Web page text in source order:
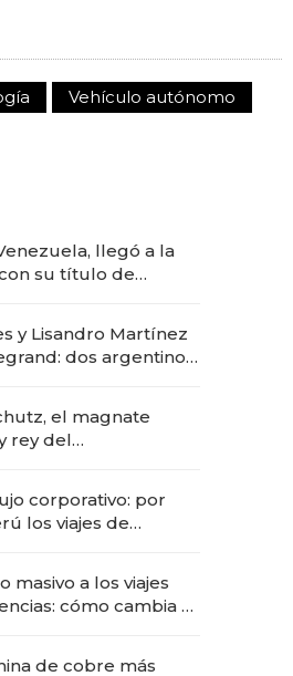
Vehículo autónomo
llegó a la
su título de
"fast premium"
y Lisandro Martínez
dos argentinos
el magnate
rey del
corporativo: por
los viajes de
masivo a los viajes
cómo cambia el
de cobre más